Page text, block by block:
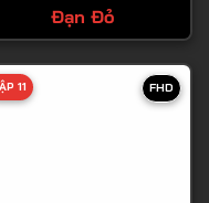
Đạn Đỏ
FHD
11